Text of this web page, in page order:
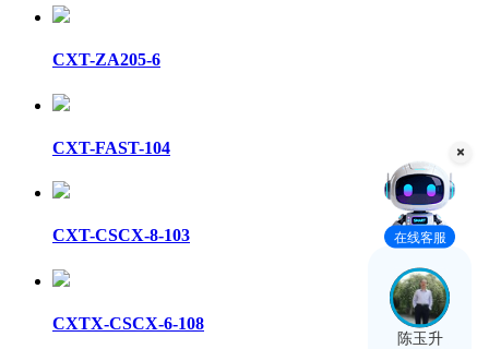
CXT-ZA205-6
CXT-FAST-104
CXT-CSCX-8-103
CXTX-CSCX-6-108
在线客服
陈玉升